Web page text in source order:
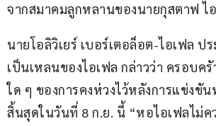
จากสมาคมลูกหลานของนายกุสตาฟ ไ
นายโอลิวิเยร์ เบอร์เตอล็อต-ไอเฟล ป
เป็นเหลนของไอเฟล กล่าวว่า ครอบค
ใด ๆ ของการคงห่วงไว้หลังการแข่งขั
สิ้นสุดในวันที่ 8 ก.ย. นี้ “หอไอเฟลไม่ค